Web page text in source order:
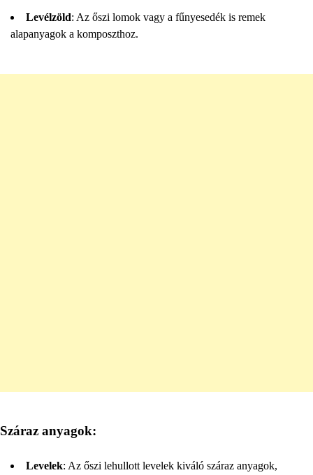
Levélzöld: Az őszi lomok vagy a fűnyesedék is remek
alapanyagok a komposzthoz.
Száraz anyagok:
Levelek: Az őszi lehullott levelek kiváló száraz anyagok,